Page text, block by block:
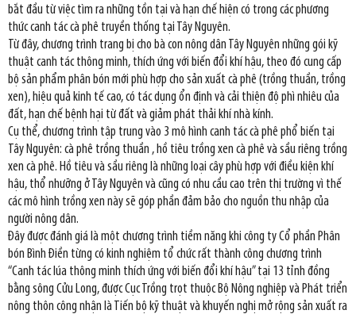
bắt đầu từ việc tìm ra những tồn tại và hạn chế hiện có trong các phương
thức canh tác cà phê truyền thống tại Tây Nguyên.
Từ đây, chương trình trang bị cho bà con nông dân Tây Nguyên những gói kỹ
thuật canh tác thông minh, thích ứng với biến đổi khí hậu, theo đó cung cấp
bộ sản phẩm phân bón mới phù hợp cho sản xuất cà phê (trồng thuần, trồng
xen), hiệu quả kinh tế cao, có tác dụng ổn định và cải thiện độ phì nhiêu của
đất, hạn chế bệnh hại từ đất và giảm phát thải khí nhà kính.
Cụ thể, chương trình tập trung vào 3 mô hình canh tác cà phê phổ biến tại
Tây Nguyên: cà phê trồng thuần , hồ tiêu trồng xen cà phê và sầu riêng trồng
xen cà phê. Hồ tiêu và sầu riêng là những loại cây phù hợp với điều kiện khí
hậu, thổ nhưỡng ở Tây Nguyên và cũng có nhu cầu cao trên thị trường vì thế
các mô hình trồng xen này sẽ góp phần đảm bảo cho nguồn thu nhập của
người nông dân.
Đây được đánh giá là một chương trình tiềm năng khi công ty Cổ phần Phân
bón Bình Điền từng có kinh nghiệm tổ chức rất thành công chương trình
“Canh tác lúa thông minh thích ứng với biến đổi khí hậu” tại 13 tỉnh đồng
bằng sông Cửu Long, được Cục Trồng trọt thuộc Bộ Nông nghiệp và Phát triển
nông thôn công nhận là Tiến bộ kỹ thuật và khuyến nghị mở rộng sản xuất ra